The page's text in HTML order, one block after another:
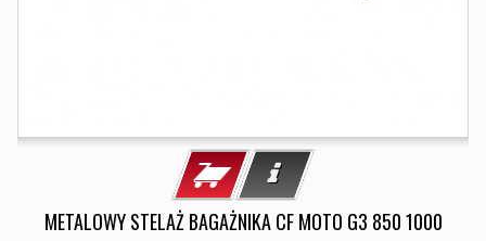
METALOWY STELAŻ BAGAŻNIKA CF MOTO G3 850 1000